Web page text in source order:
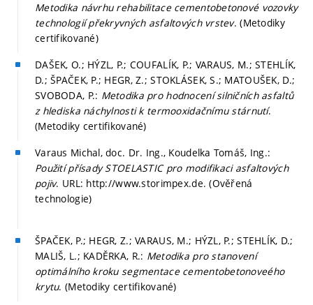
Metodika návrhu rehabilitace cementobetonové vozovky
technologií překryvných asfaltových vrstev. (Metodiky
certifikované)
DAŠEK, O.; HÝZL, P.; COUFALÍK, P.; VARAUS, M.; STEHLÍK,
D.; ŠPAČEK, P.; HEGR, Z.; STOKLÁSEK, S.; MATOUŠEK, D.;
SVOBODA, P.: Metodika pro hodnocení silničních asfaltů
z hlediska náchylnosti k termooxidačnímu stárnutí.
(Metodiky certifikované)
Varaus Michal, doc. Dr. Ing., Koudelka Tomáš, Ing.:
Použití přísady STOELASTIC pro modifikaci asfaltových
pojiv. URL: http://www.storimpex.de. (Ověřená
technologie)
ŠPAČEK, P.; HEGR, Z.; VARAUS, M.; HÝZL, P.; STEHLÍK, D.;
MALIŠ, L.; KADĚRKA, R.: Metodika pro stanovení
optimálního kroku segmentace cementobetonoveého
krytu. (Metodiky certifikované)